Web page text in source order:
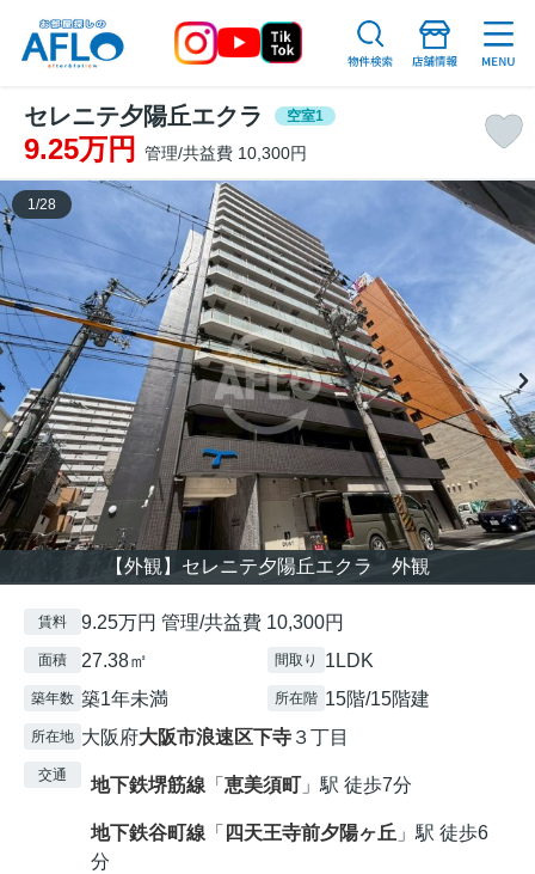
セレニテ夕陽丘エクラ 空室1
9.25万円 管理/共益費 10,300円
【外観】セレニテ夕陽丘エクラ 外観
1 /28
賃料 9.25万円 管理/共益費 10,300円
面積 27.38㎡ 間取り 1LDK
築年数 築1年未満 所在階 15階/15階建
所在地 大阪府大阪市浪速区下寺 ３丁目
交通 地下鉄堺筋線 「 恵美須町 」駅 徒歩7分
地下鉄谷町線 「 四天王寺前夕陽ヶ丘 」駅 徒歩6
分